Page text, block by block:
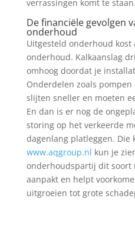
verrassingen komt te staan.
De financiële gevolgen
onderhoud
Uitgesteld onderhoud
onderhoud. Kalkaanslag
omhoog doordat je
Onderdelen zoals
slijten sneller en moeten
En dan is er nog de
storing op het verkeerde
dagenlang platleggen. Die
www.aqgroup.nl kun je
onderhoudspartij dit soort
aanpakt en helpt
uitgroeien tot grote